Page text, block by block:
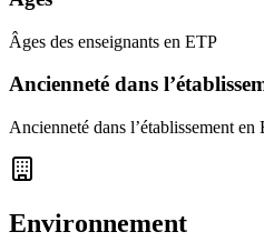
Âges des enseignants en ETP
Ancienneté dans
Ancienneté dans l’établissement en
Environnement